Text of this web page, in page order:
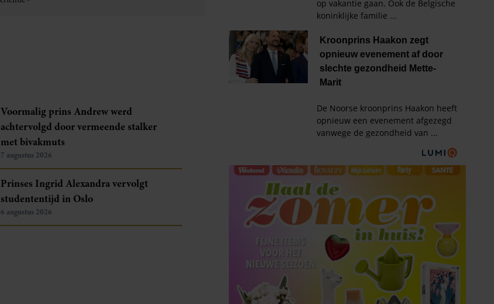
Voormalig prins Andrew werd
achtervolgd door vermeende stalker
met bivakmuts
7 augustus 2026
Prinses Ingrid Alexandra vervolgt
studententijd in Oslo
6 augustus 2026